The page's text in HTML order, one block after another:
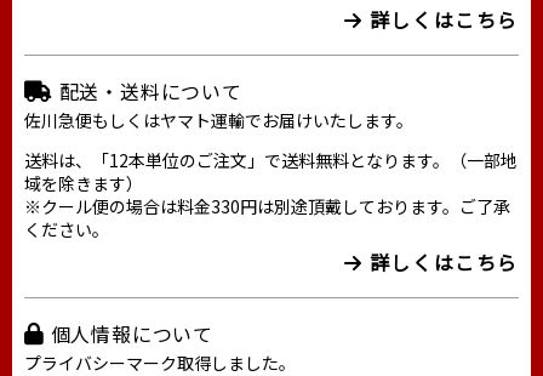
詳しくはこちら
配送・送料について
佐川急便もしくはヤマト運輸でお届けいたします。
送料は、「12本単位のご注文」で送料無料となります。（一部地
域を除きます）
※クール便の場合は料金330円は別途頂戴しております。ご了承
ください。
詳しくはこちら
個人情報について
プライバシーマーク取得しました。